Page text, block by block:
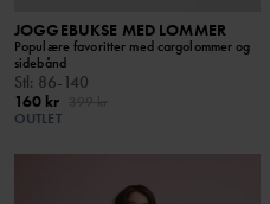
JOGGEBUKSE MED LOMMER
Populære favoritter med cargolommer og
sidebånd
Stl: 86-140
160 kr
OUTLET